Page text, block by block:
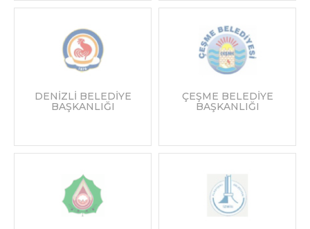
DENİZLİ BELEDİYE
BAŞKANLIĞI
ÇEŞME BELEDİYE
BAŞKANLIĞI